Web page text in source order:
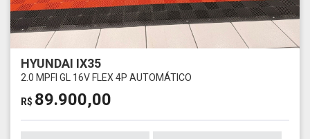
HYUNDAI IX35
2.0 MPFI GL 16V FLEX 4P AUTOMÁTICO
R$ 89.900,00